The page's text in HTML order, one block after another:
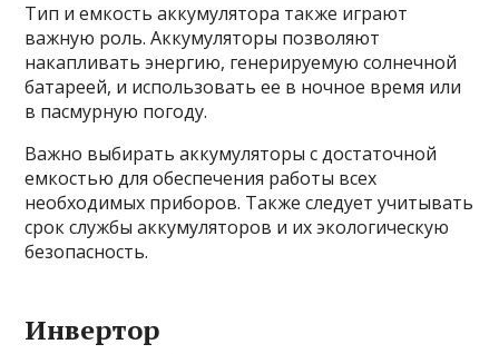
Тип и емкость аккумулятора также играют
важную роль. Аккумуляторы позволяют
накапливать энергию, генерируемую солнечной
батареей, и использовать ее в ночное время или
в пасмурную погоду.
Важно выбирать аккумуляторы с достаточной
емкостью для обеспечения работы всех
необходимых приборов. Также следует учитывать
срок службы аккумуляторов и их экологическую
безопасность.
Инвертор